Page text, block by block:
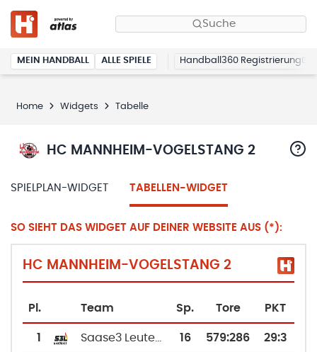
Suche
MEIN HANDBALL ALLE SPIELE Handball360 Registrierung
Home Widgets Tabelle
HC MANNHEIM-VOGELSTANG 2
SPIELPLAN-WIDGET TABELLEN-WIDGET
SO SIEHT DAS WIDGET AUF DEINER WEBSITE AUS (*):
HC MANNHEIM-VOGELSTANG 2
Pl. Team Sp. Tore PKT
1 16 579:286 29:3